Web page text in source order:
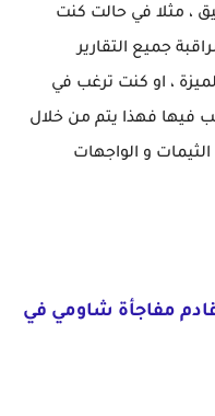
، مثلا في حالت كنت
جميع التقارير
، او كنت ترغب في
فيها فهذا يتم من خلال
و الواجهات
مفاجأة شاومي في